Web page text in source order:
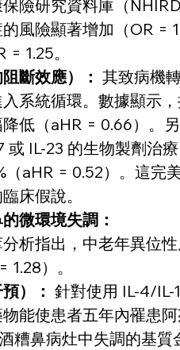
險研究資料庫（
風險顯著增加（OR =
= 1.25。
斷效應）： 其致病機
系統循環。數據顯示
低（aHR = 0.66）。
或 IL-23 的生物製劑治
（aHR = 0.52）。這完
床假說。
微環境失調：
析指出，中老年異位
1.28）。
）： 針對使用 IL-4/
能使患者五年內罹患
糟鼻病灶中失調的基